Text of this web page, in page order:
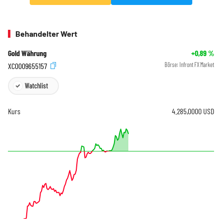
Behandelter Wert
Gold Währung +0,89%
XC0009655157
Börse: Infront FX Market
Watchlist
Kurs 4.285,0000 USD